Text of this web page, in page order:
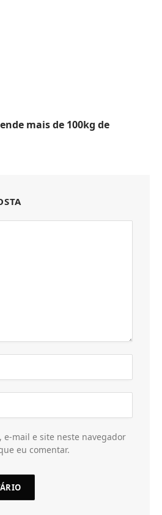
mais de 100kg de
e-mail e site neste navegador
eu comentar.